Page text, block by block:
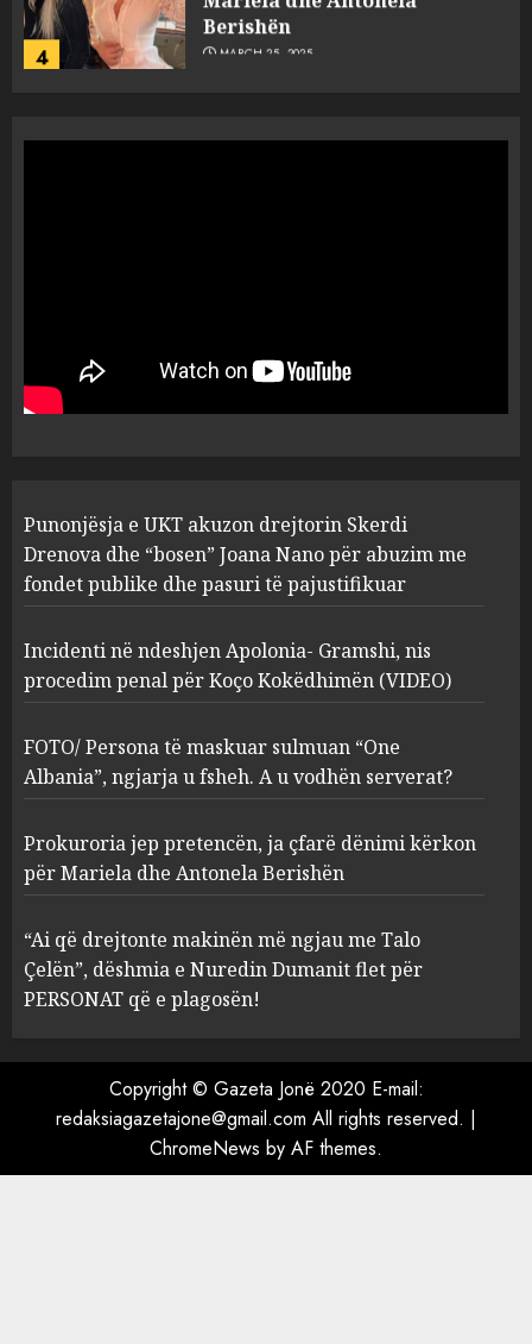
4
Berishën
MARCH 25, 2025
1
“bosen” Joana Nano për
abuzim me fondet publike dhe
pasuri të pajustifikuar
2
Apolonia- Gramshi, nis
procedim penal për Koço
Kokëdhimën (VIDEO)
MARCH 27, 2025
3
FOTO/ Persona të maskuar
sulmuan “One Albania”,
ngjarja u fsheh. A u vodhën
serverat?
MARCH 25, 2025
4
Prokuroria jep pretencën, ja
çfarë dënimi kërkon për
Berishën
MARCH 25, 2025
ngjau me Talo Çelën”,
dëshmia e Nuredin Dumanit
flet për PERSONAT që e
plagosën!
Punonjësja e UKT akuzon drejtorin Skerdi
Drenova dhe “bosen” Joana Nano për abuzim me
fondet publike dhe pasuri të pajustifikuar
Incidenti në ndeshjen Apolonia- Gramshi, nis
procedim penal për Koço Kokëdhimën (VIDEO)
FOTO/ Persona të maskuar sulmuan “One
Albania”, ngjarja u fsheh. A u vodhën serverat?
Prokuroria jep pretencën, ja çfarë dënimi kërkon
për Mariela dhe Antonela Berishën
“Ai që drejtonte makinën më ngjau me Talo
Çelën”, dëshmia e Nuredin Dumanit flet për
PERSONAT që e plagosën!
Copyright © Gazeta Jonë 2020 E-mail:
redaksiagazetajone@gmail.com All rights reserved. |
ChromeNews by AF themes.